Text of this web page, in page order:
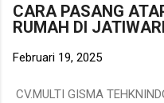
keunggulan, serta kisaran
disesuaikan dengan
bahwa setiap proyek
memberikan solusi terbaik
CARA PASANG
RUMAH DI
Februari 19, 2025
CV.MULTI GISMA